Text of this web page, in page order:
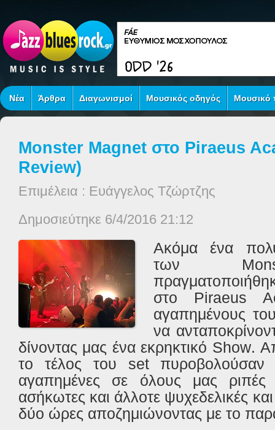
Νέα Άρθρα Διαγωνισμοί Μουσικός οδηγός Μουσικό
Monster Magnet στο Piraeus
Review)
Επιμέλεια : Ευάγγελος Τζώρτζης
Δημοσιεύτηκε 6/4/2016 21:12
Ακόμα ένα
των
στο Piraeus
αγαπημένους
να
δίνοντας μας ένα εκρηκτικό Show.
το τέλος του setπυροβολούσαν
αγαπημένες σε όλους μας ριπές
ασήκωτες και άλλοτε ψυχεδελικές
δύο ώρες αποζημιώνοντας με το